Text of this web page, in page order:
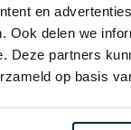
en
Ook delen we
Deze partners
op basis